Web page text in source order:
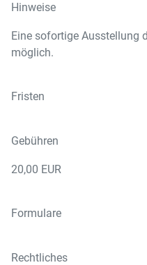
Hinweise
Eine sofortige Ausstellung
möglich.
Fristen
Gebühren
20,00 EUR
Formulare
Rechtliches